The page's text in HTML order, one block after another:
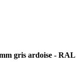
gris ardoise - RAL